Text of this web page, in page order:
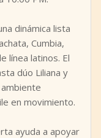
dinámica lista
Cumbia,
línea latinos. El
dúo Liliana y
en movimiento.
ayuda a apoyar